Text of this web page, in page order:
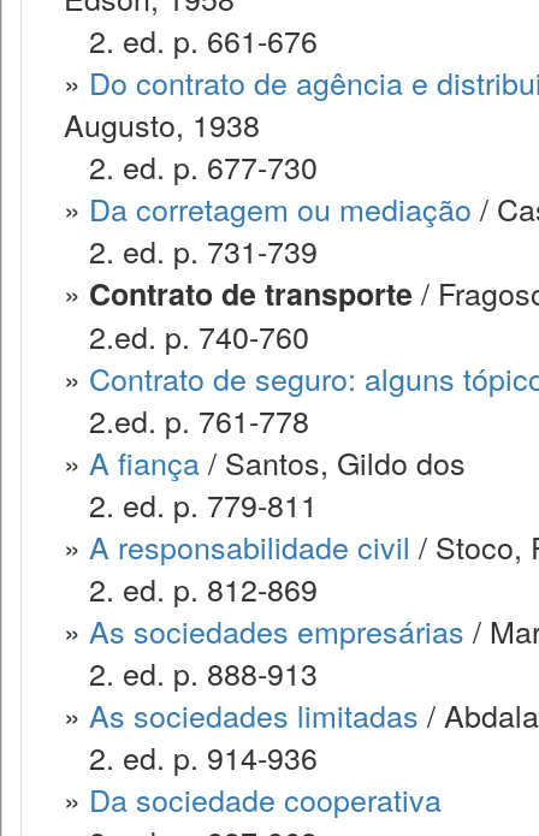
2. ed. p. 661-676
» Do contrato de agência e
Augusto, 1938
2. ed. p. 677-730
» Da corretagem ou mediação /
2. ed. p. 731-739
» Contrato de transporte /
2.ed. p. 740-760
» Contrato de seguro: alguns
2.ed. p. 761-778
» A fiança/ Santos, Gildo dos
2. ed. p. 779-811
» A responsabilidade civil / Stoco,
2. ed. p. 812-869
» As sociedades empresárias /
2. ed. p. 888-913
» As sociedades limitadas /
2. ed. p. 914-936
» Da sociedade cooperativa